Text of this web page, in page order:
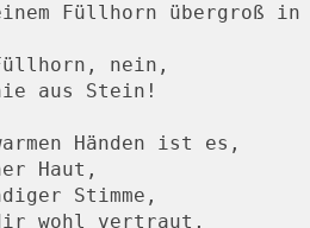
Füllhorn übergroß in
nein,
aus Stein!
Händen ist es,
Haut,
Stimme,
wohl vertraut,